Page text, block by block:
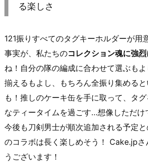
る楽しさ
121振りすべてのタグキーホルダーが用
事実が、私たちのコレクション魂に強
ね！自分の隊の編成に合わせて選ぶも
揃えるもよし、もちろん全振り集める
も！推しのケーキ缶を手に取って、タ
なティータイムを過ごす…想像しただけ
今後も刀剣男士が順次追加される予定
のコラボは長く楽しめそう！ Cake.jpさ
うございます！